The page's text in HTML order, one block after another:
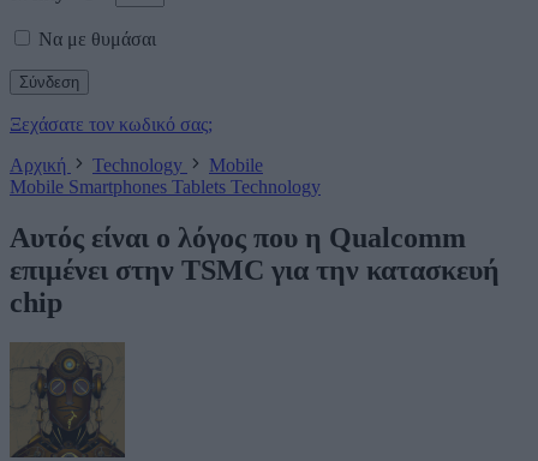
Να με θυμάσαι
Ξεχάσατε τον κωδικό σας;
Αρχική
Technology
Mobile
Mobile Smartphones Tablets Technology
Αυτός είναι ο λόγος που η Qualcomm
επιμένει στην TSMC για την κατασκευή
chip